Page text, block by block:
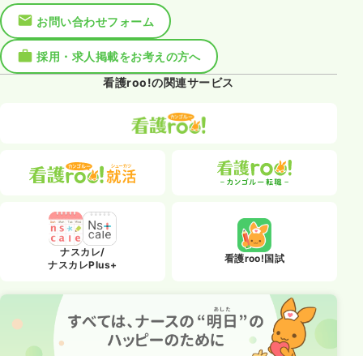
お問い合わせフォーム
採用・求人掲載をお考えの方へ
看護roo!の関連サービス
ナスカレ/
ナスカレPlus+
看護roo!国試